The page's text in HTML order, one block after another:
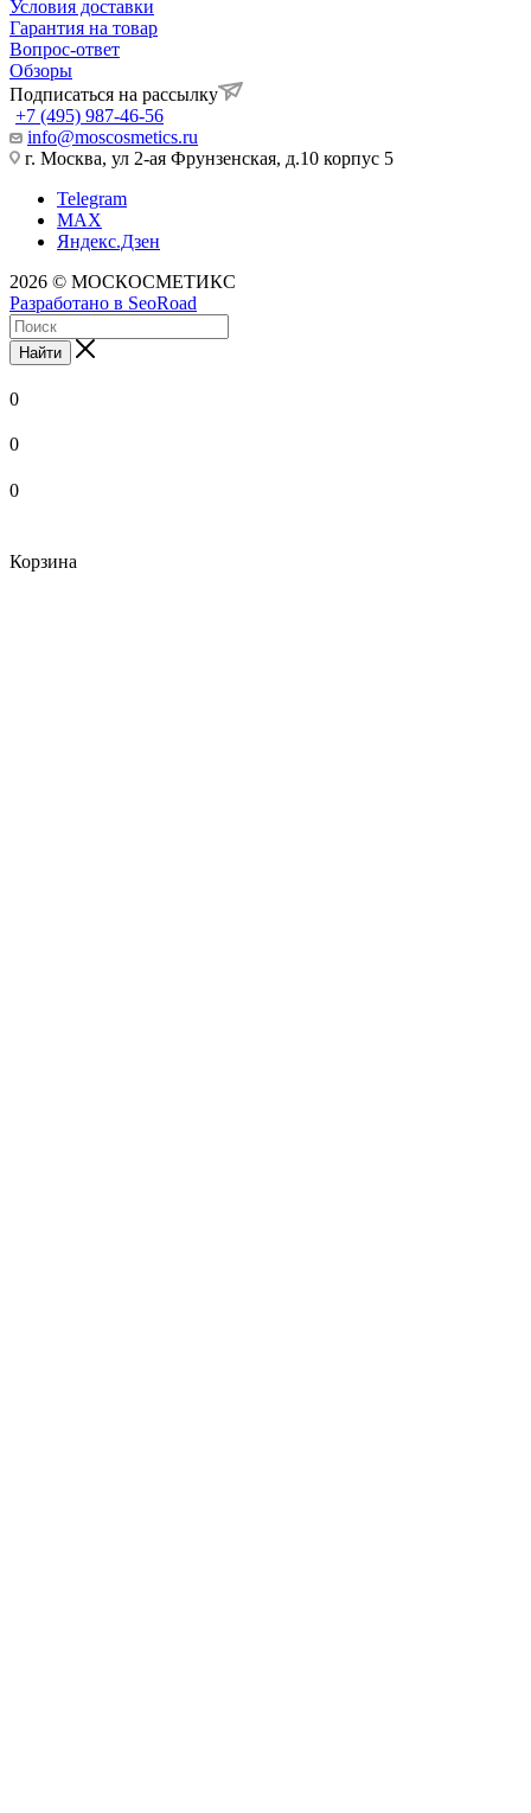
Условия доставки
Гарантия на товар
Вопрос-ответ
Обзоры
Подписаться на рассылку
+7 (495) 987-46-56
info@moscosmetics.ru
г. Москва, ул 2-ая Фрунзенская, д.10 корпус 5
Telegram
MAX
Яндекс.Дзен
2026 © МОСКОСМЕТИКС
Разработано в SeoRoad
Найти
0
0
0
Корзина